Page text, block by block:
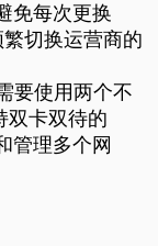
免每次更换
切换运营商的
要使用两个不
双卡双待的
管理多个网